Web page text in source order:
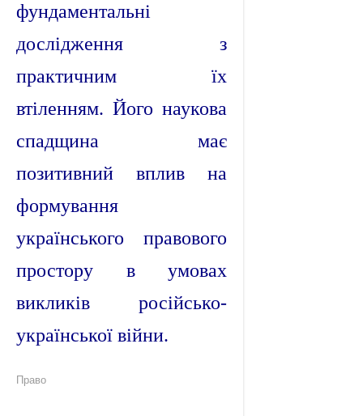
фундаментальні
дослідження з
практичним їх
втіленням. Його наукова
спадщина має
позитивний вплив на
формування
українського правового
простору в умовах
викликів російсько-
української війни.
Право